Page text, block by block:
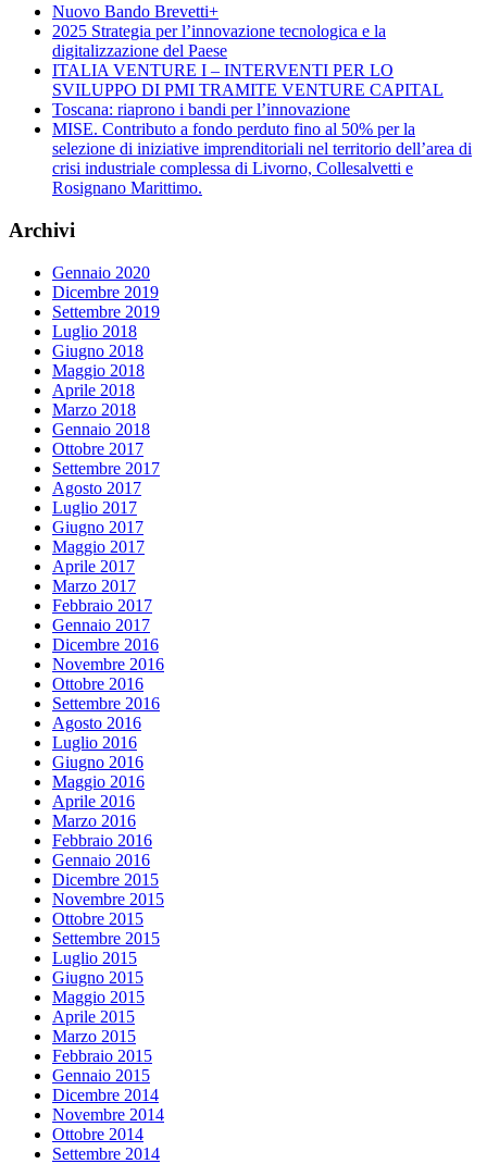
Nuovo Bando Brevetti+
2025 Strategia per l’innovazione tecnologica e la
digitalizzazione del Paese
ITALIA VENTURE I – INTERVENTI PER LO
SVILUPPO DI PMI TRAMITE VENTURE CAPITAL
Toscana: riaprono i bandi per l’innovazione
MISE. Contributo a fondo perduto fino al 50% per la
selezione di iniziative imprenditoriali nel territorio dell’area di
crisi industriale complessa di Livorno, Collesalvetti e
Rosignano Marittimo.
Archivi
Gennaio 2020
Dicembre 2019
Settembre 2019
Luglio 2018
Giugno 2018
Maggio 2018
Aprile 2018
Marzo 2018
Gennaio 2018
Ottobre 2017
Settembre 2017
Agosto 2017
Luglio 2017
Giugno 2017
Maggio 2017
Aprile 2017
Marzo 2017
Febbraio 2017
Gennaio 2017
Dicembre 2016
Novembre 2016
Ottobre 2016
Settembre 2016
Agosto 2016
Luglio 2016
Giugno 2016
Maggio 2016
Aprile 2016
Marzo 2016
Febbraio 2016
Gennaio 2016
Dicembre 2015
Novembre 2015
Ottobre 2015
Settembre 2015
Luglio 2015
Giugno 2015
Maggio 2015
Aprile 2015
Marzo 2015
Febbraio 2015
Gennaio 2015
Dicembre 2014
Novembre 2014
Ottobre 2014
Settembre 2014